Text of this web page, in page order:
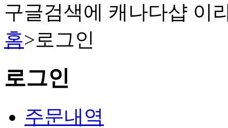
구글검색에 캐나다샵 이
홈>로그인
로그인
주문내역